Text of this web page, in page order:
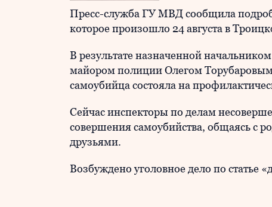
Пресс-служба ГУ МВД сообщила
которое произошло 24 августа в
В результате назначенной
майором полиции Олегом Торубаровым
самоубийца состояла на
Сейчас инспекторы по делам
совершения самоубийства, общаясь с
друзьями.
Возбуждено уголовное дело по статье